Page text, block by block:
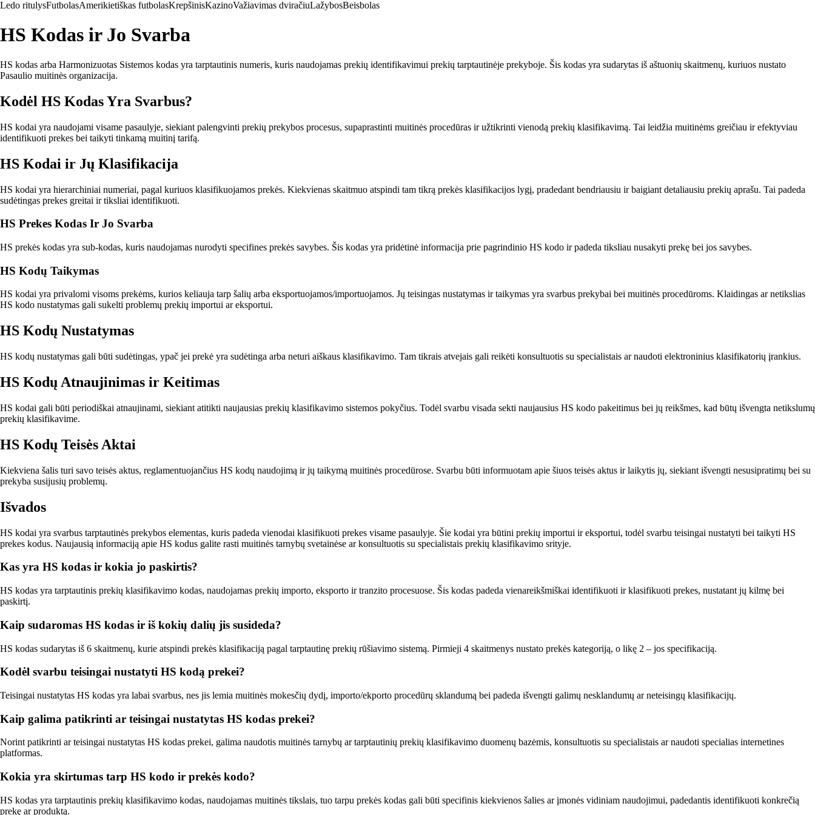
Ledo ritulysFutbolasAmerikietiškas futbolasKrepšinisKazinoVažiavimas dviračiuLažybosBeisbolas
HS Kodas ir Jo Svarba
HS kodas arba Harmonizuotas Sistemos kodas yra tarptautinis numeris, kuris naudojamas prekių identifikavimui prekių tarptautinėje prekyboje. Šis kodas yra sudarytas iš aštuonių skaitmenų, kuriuos nustato
Pasaulio muitinės organizacija.
Kodėl HS Kodas Yra Svarbus?
HS kodai yra naudojami visame pasaulyje, siekiant palengvinti prekių prekybos procesus, supaprastinti muitinės procedūras ir užtikrinti vienodą prekių klasifikavimą. Tai leidžia muitinėms greičiau ir efektyviau
identifikuoti prekes bei taikyti tinkamą muitinį tarifą.
HS Kodai ir Jų Klasifikacija
HS kodai yra hierarchiniai numeriai, pagal kuriuos klasifikuojamos prekės. Kiekvienas skaitmuo atspindi tam tikrą prekės klasifikacijos lygį, pradedant bendriausiu ir baigiant detaliausiu prekių aprašu. Tai padeda
sudėtingas prekes greitai ir tiksliai identifikuoti.
HS Prekes Kodas Ir Jo Svarba
HS prekės kodas yra sub-kodas, kuris naudojamas nurodyti specifines prekės savybes. Šis kodas yra pridėtinė informacija prie pagrindinio HS kodo ir padeda tiksliau nusakyti prekę bei jos savybes.
HS Kodų Taikymas
HS kodai yra privalomi visoms prekėms, kurios keliauja tarp šalių arba eksportuojamos/importuojamos. Jų teisingas nustatymas ir taikymas yra svarbus prekybai bei muitinės procedūroms. Klaidingas ar netikslias
HS kodo nustatymas gali sukelti problemų prekių importui ar eksportui.
HS Kodų Nustatymas
HS kodų nustatymas gali būti sudėtingas, ypač jei prekė yra sudėtinga arba neturi aiškaus klasifikavimo. Tam tikrais atvejais gali reikėti konsultuotis su specialistais ar naudoti elektroninius klasifikatorių įrankius.
HS Kodų Atnaujinimas ir Keitimas
HS kodai gali būti periodiškai atnaujinami, siekiant atitikti naujausias prekių klasifikavimo sistemos pokyčius. Todėl svarbu visada sekti naujausius HS kodo pakeitimus bei jų reikšmes, kad būtų išvengta netikslumų
prekių klasifikavime.
HS Kodų Teisės Aktai
Kiekviena šalis turi savo teisės aktus, reglamentuojančius HS kodų naudojimą ir jų taikymą muitinės procedūrose. Svarbu būti informuotam apie šiuos teisės aktus ir laikytis jų, siekiant išvengti nesusipratimų bei su
prekyba susijusių problemų.
Išvados
HS kodai yra svarbus tarptautinės prekybos elementas, kuris padeda vienodai klasifikuoti prekes visame pasaulyje. Šie kodai yra būtini prekių importui ir eksportui, todėl svarbu teisingai nustatyti bei taikyti HS
prekes kodus. Naujausią informaciją apie HS kodus galite rasti muitinės tarnybų svetainėse ar konsultuotis su specialistais prekių klasifikavimo srityje.
Kas yra HS kodas ir kokia jo paskirtis?
HS kodas yra tarptautinis prekių klasifikavimo kodas, naudojamas prekių importo, eksporto ir tranzito procesuose. Šis kodas padeda vienareikšmiškai identifikuoti ir klasifikuoti prekes, nustatant jų kilmę bei
paskirtį.
Kaip sudaromas HS kodas ir iš kokių dalių jis susideda?
HS kodas sudarytas iš 6 skaitmenų, kurie atspindi prekės klasifikaciją pagal tarptautinę prekių rūšiavimo sistemą. Pirmieji 4 skaitmenys nustato prekės kategoriją, o likę 2 – jos specifikaciją.
Kodėl svarbu teisingai nustatyti HS kodą prekei?
Teisingai nustatytas HS kodas yra labai svarbus, nes jis lemia muitinės mokesčių dydį, importo/ekporto procedūrų sklandumą bei padeda išvengti galimų nesklandumų ar neteisingų klasifikacijų.
Kaip galima patikrinti ar teisingai nustatytas HS kodas prekei?
Norint patikrinti ar teisingai nustatytas HS kodas prekei, galima naudotis muitinės tarnybų ar tarptautinių prekių klasifikavimo duomenų bazėmis, konsultuotis su specialistais ar naudoti specialias internetines
platformas.
Kokia yra skirtumas tarp HS kodo ir prekės kodo?
HS kodas yra tarptautinis prekių klasifikavimo kodas, naudojamas muitinės tikslais, tuo tarpu prekės kodas gali būti specifinis kiekvienos šalies ar įmonės vidiniam naudojimui, padedantis identifikuoti konkrečią
prekę ar produktą.